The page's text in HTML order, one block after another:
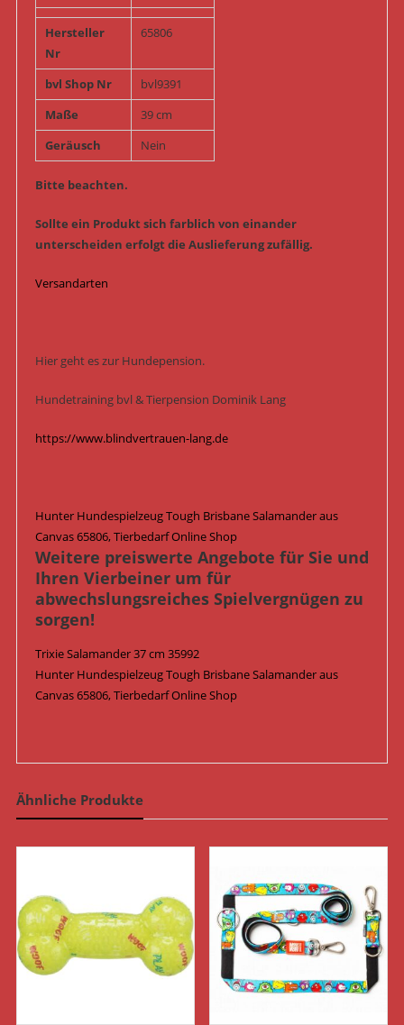
Hersteller
Nr
65806
bvl Shop Nr
bvl9391
Maße
39 cm
Geräusch
Nein
Bitte beachten.
Sollte ein Produkt sich farblich von einander
unterscheiden erfolgt die Auslieferung zufällig.
Versandarten
Hier geht es zur Hundepension.
Hundetraining bvl & Tierpension Dominik Lang
https://www.blindvertrauen-lang.de
Hunter Hundespielzeug Tough Brisbane Salamander aus
Canvas 65806, Tierbedarf Online Shop
Weitere preiswerte Angebote für Sie und
Ihren Vierbeiner um für
abwechslungsreiches Spielvergnügen zu
sorgen!
Trixie Salamander 37 cm 35992
Hunter Hundespielzeug Tough Brisbane Salamander aus
Canvas 65806, Tierbedarf Online Shop
Ähnliche Produkte